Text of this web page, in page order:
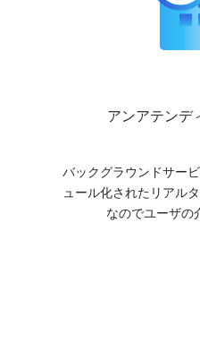
アンアテンデ
バックグラウンドサー
ュール化されたリアル
なのでユーザの